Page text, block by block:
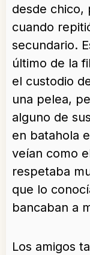
desde chico,
cuando
secundario.
último de la
el custodio
una pelea,
alguno de
en batahola
veían como
respetaba
que lo
bancaban a
Los amigos